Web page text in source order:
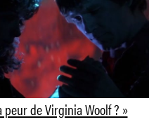
de Virginia Woolf ? »